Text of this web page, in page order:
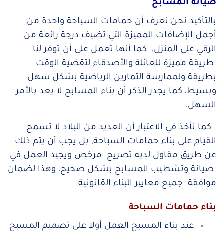
صيانة المسابح
بالتأكيد نحن نعرف أن حمامات السباحة واحدة من
أجمل الإضافات المميزة التي تضيف درجة رائعة من
الرقي على المنزل, كما أنها تعمل على أن توفر لنا
طريقة مميزة للعائلة والأصدقاء لتقضية الوقت
بطريقة ولممارسة التمارين الرياضية بشكل سهل
وبسيط، كما يجدر الذكر أن بناء المسابح لا يعد بالأمر
السهل.
كما نأخذ في الاعتبار أن العديد من البلاد لا تسمح
القيام على بناء حمامات السباحة, بل يجب أن يتم ذلك
عن طريق مقاول لديه تصريح مرخص ويجيد العمل في
صيانة وتشطيب المسابح بشكل صحيح، وهذا لضمان
موافقة جميع معايير البناء القانونية.
بناء حمامات السباحة
عند بناء المسبح العمل أولا على تصميم المسبح